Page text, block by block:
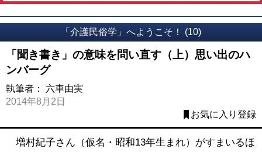
「介護民俗学」へようこそ！ (10)
「聞き書き」の意味を問い直す（上）思い出のハ
ンバーグ
執筆者： 六車由実
2014年8月2日
お気に入り登録
増村紀子さん（仮名・昭和13年生まれ）がすまいるほ